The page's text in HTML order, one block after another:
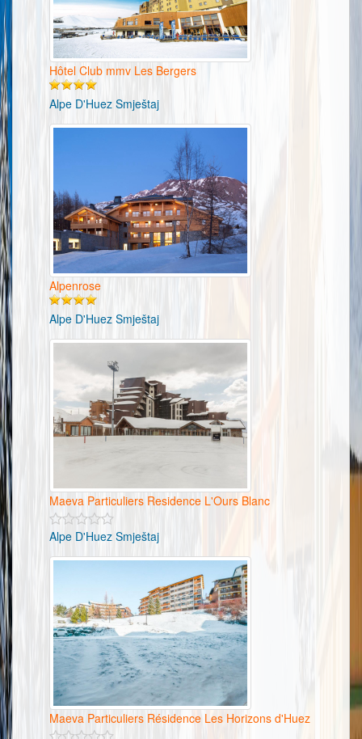
Hôtel Club mmv Les Bergers
Alpe D'Huez Smještaj
Alpenrose
Alpe D'Huez Smještaj
Maeva Particuliers Residence L'Ours Blanc
Alpe D'Huez Smještaj
Maeva Particuliers Résidence Les Horizons d'Huez